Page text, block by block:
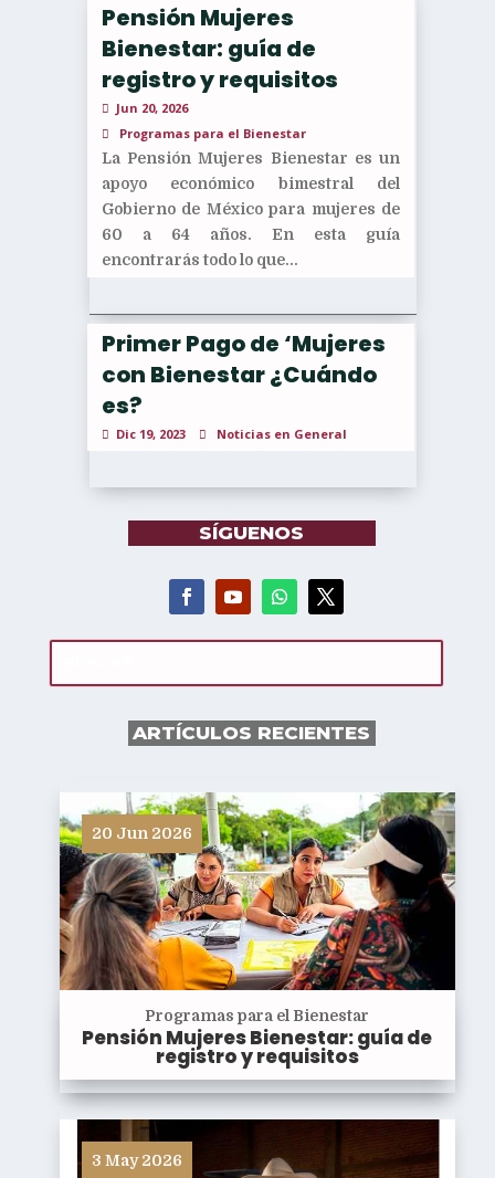
Pensión Mujeres
Bienestar: guía de
registro y requisitos
Jun 20, 2026
Programas para el Bienestar
La Pensión Mujeres Bienestar es un
apoyo económico bimestral del
Gobierno de México para mujeres de
60 a 64 años. En esta guía
encontrarás todo lo que...
Primer Pago de ‘Mujeres
con Bienestar ¿Cuándo
es?
Dic 19, 2023 Noticias en General
SÍGUENOS
ARTÍCULOS RECIENTES
20 Jun 2026
Programas para el Bienestar
Pensión Mujeres Bienestar: guía de
registro y requisitos
3 May 2026